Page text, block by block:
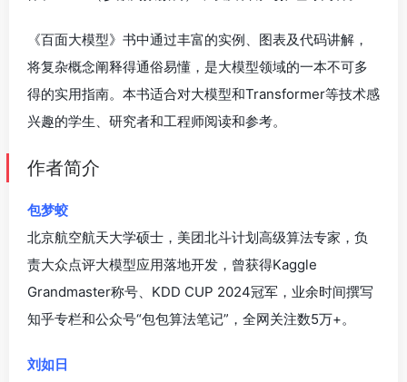
《百面大模型》书中通过丰富的实例、图表及代码讲解，
将复杂概念阐释得通俗易懂，是大模型领域的一本不可多
得的实用指南。本书适合对大模型和Transformer等技术感
兴趣的学生、研究者和工程师阅读和参考。
作者简介
包梦蛟
北京航空航天大学硕士，美团北斗计划高级算法专家，负
责大众点评大模型应用落地开发，曾获得Kaggle
Grandmaster称号、KDD CUP 2024冠军，业余时间撰写
知乎专栏和公众号“包包算法笔记”，全网关注数5万+。
刘如日